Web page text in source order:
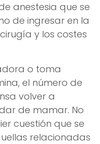
anestesia que se
de ingresar en la
y los costes
o toma
el número de
volver a
de mamar. No
cuestión que se
relacionadas